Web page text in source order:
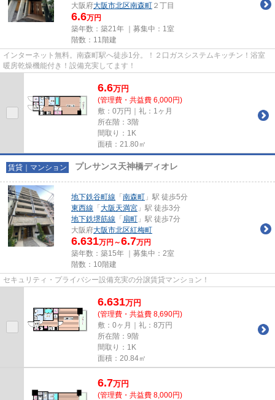
大阪府大阪市北区南森町 ２丁目
6.6万円
築年数：築21年 ｜募集中： 1室
階数：11階建
インターネット無料。南森町駅へ徒歩1分。！２口ガスシステムキッチン！浴室
暖房乾燥機能付き！設備充実してます！
6.6万円
(管理費・共益費 6,000円)
敷：0万円｜礼：1ヶ月
所在階：3階
間取り：1K
面積：21.80㎡
賃貸｜マンション プレサンス天神橋ディオレ
地下鉄谷町線 「 南森町 」駅 徒歩5分
東西線 「 大阪天満宮 」駅 徒歩3分
地下鉄堺筋線 「 扇町 」駅 徒歩7分
大阪府大阪市北区紅梅町
6.631万円～6.7万円
築年数：築15年 ｜募集中： 2室
階数：10階建
セキュリティ・プライバシー設備充実の分譲賃貸マンション！
6.631万円
(管理費・共益費 8,690円)
敷：0ヶ月｜礼：8万円
所在階：9階
間取り：1K
面積：20.84㎡
6.7万円
(管理費・共益費 8,000円)